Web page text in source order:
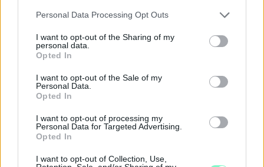
Please note that this website/app uses one or more Google
not limited to your visit or usage behaviour. You may click to
grant or deny consent to Google and its third-party tags to
use your data for below specified purposes in below Google
consent section.
Personal Data Processing Opt Outs
I want to opt-out of the Sharing of my
personal data.
Opted In
I want to opt-out of the Sale of my
Personal Data.
Opted In
I want to opt-out of processing my
Personal Data for Targeted Advertising.
Opted In
I want to opt-out of Collection, Use,